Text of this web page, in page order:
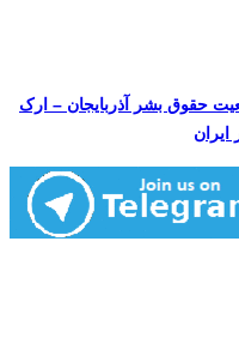
حقوق بشر آذربایجان – ارک